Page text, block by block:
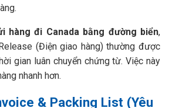
hàng đi Canada bằng đường biển,
(Điện giao hàng) thường được
gian luân chuyển chứng từ. Việc này
nhanh hơn.
& Packing List (Yêu